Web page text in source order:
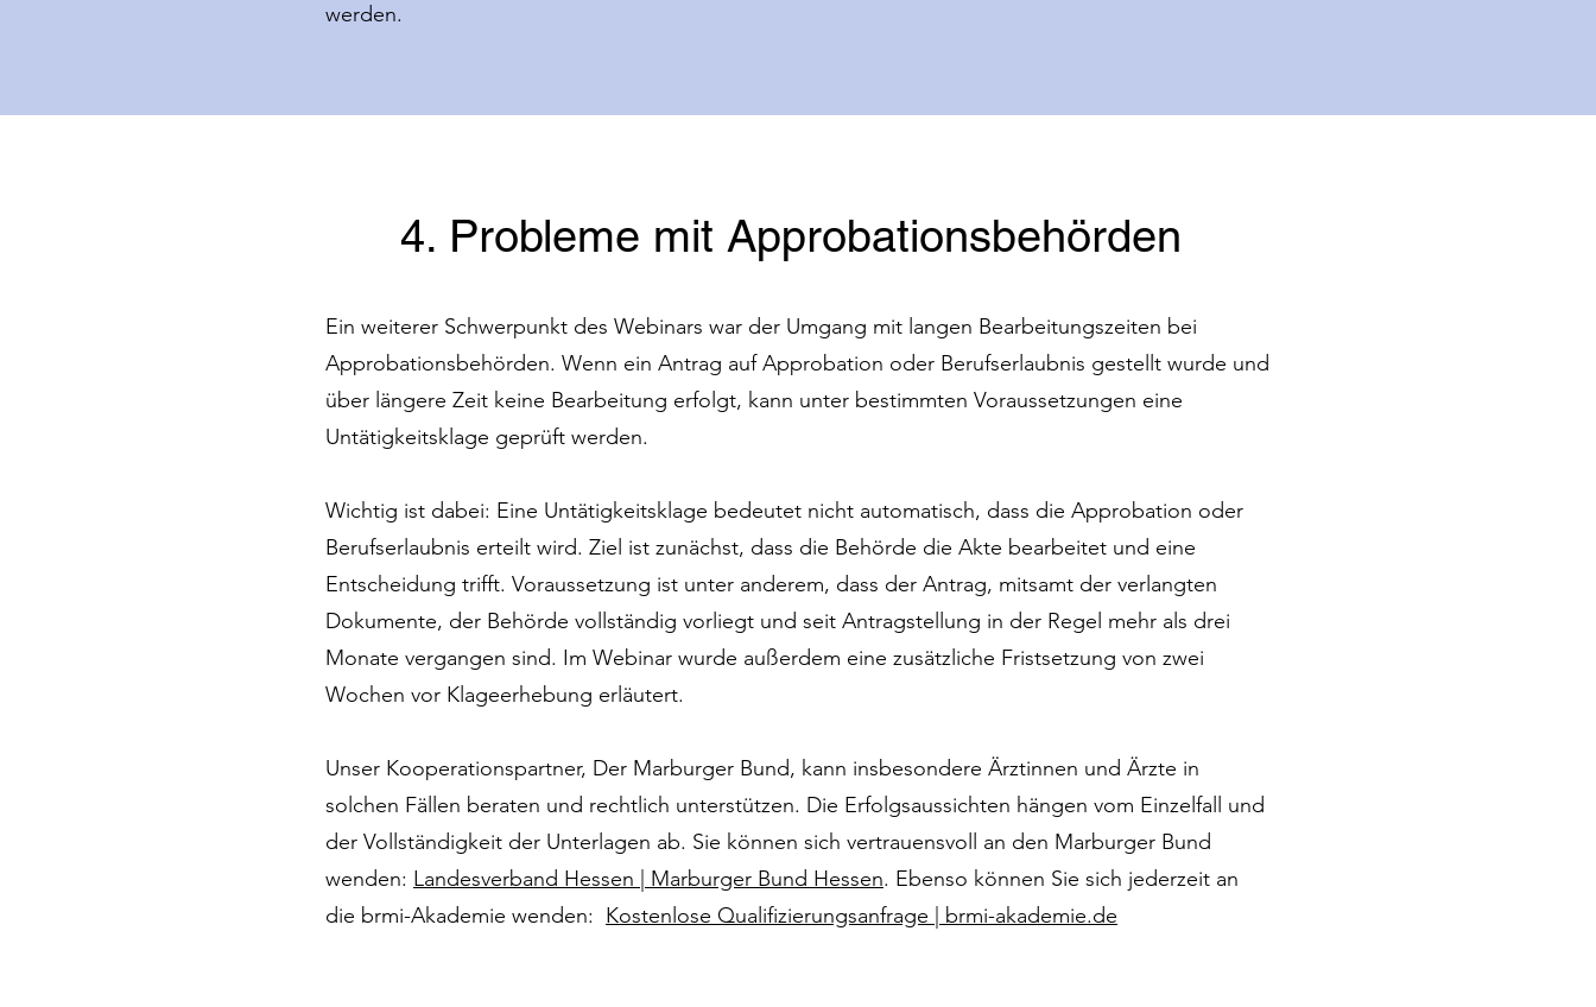
werden.
4. Probleme mit Approbationsbehörden
Ein weiterer Schwerpunkt des Webinars war der Umgang mit langen Bearbeitungszeiten bei
Approbationsbehörden. Wenn ein Antrag auf Approbation oder Berufserlaubnis gestellt wurde und
über längere Zeit keine Bearbeitung erfolgt, kann unter bestimmten Voraussetzungen eine
Untätigkeitsklage geprüft werden.
Wichtig ist dabei: Eine Untätigkeitsklage bedeutet nicht automatisch, dass die Approbation oder
Berufserlaubnis erteilt wird. Ziel ist zunächst, dass die Behörde die Akte bearbeitet und eine
Entscheidung trifft. Voraussetzung ist unter anderem, dass der Antrag, mitsamt der verlangten
Dokumente, der Behörde vollständig vorliegt und seit Antragstellung in der Regel mehr als drei
Monate vergangen sind. Im Webinar wurde außerdem eine zusätzliche Fristsetzung von zwei
Wochen vor Klageerhebung erläutert.
Unser Kooperationspartner, Der Marburger Bund, kann insbesondere Ärztinnen und Ärzte in
solchen Fällen beraten und rechtlich unterstützen. Die Erfolgsaussichten hängen vom Einzelfall und
der Vollständigkeit der Unterlagen ab. Sie können sich vertrauensvoll an den Marburger Bund
wenden: Landesverband Hessen | Marburger Bund Hessen. Ebenso können Sie sich jederzeit an
die brmi-Akademie wenden: Kostenlose Qualifizierungsanfrage | brmi-akademie.de